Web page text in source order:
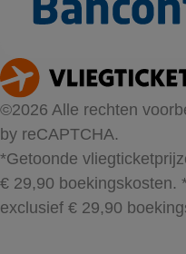
©2026 Alle rechten
by reCAPTCHA.
*Getoonde
€ 29,90 boekingskosten.
exclusief € 29,90